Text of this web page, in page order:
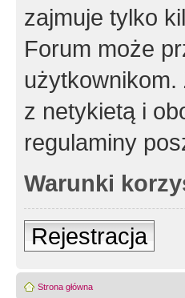
zajmuje tylko
Forum może
użytkownikom.
z netykietą i
regulaminy
Warunki
Rejestracja
Strona główna